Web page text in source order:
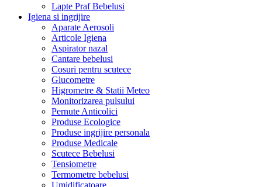
Lapte Praf Bebelusi
Igiena si ingrijire
Aparate Aerosoli
Articole Igiena
Aspirator nazal
Cantare bebelusi
Cosuri pentru scutece
Glucometre
Higrometre & Statii Meteo
Monitorizarea pulsului
Pernute Anticolici
Produse Ecologice
Produse ingrijire personala
Produse Medicale
Scutece Bebelusi
Tensiometre
Termometre bebelusi